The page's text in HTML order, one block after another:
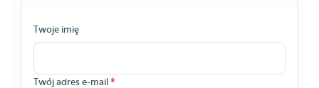
Twoje imię
Twój adres e-mail *